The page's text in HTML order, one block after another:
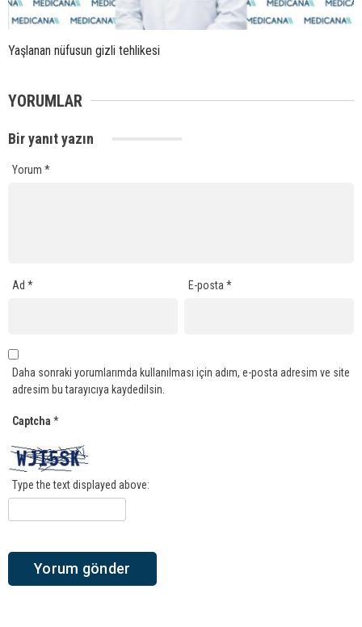
Yaşlanan nüfusun gizli tehlikesi
YORUMLAR
Bir yanıt yazın
Yorum *
Ad * E-posta*
Daha sonraki yorumlarımda kullanılması için adım, e-posta adresim ve site
adresim bu tarayıcıya kaydedilsin.
Captcha *
Type the text displayed above: